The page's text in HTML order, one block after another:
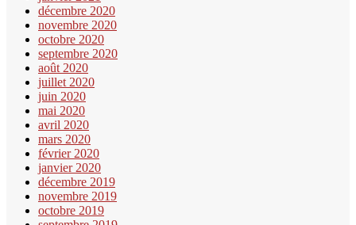
décembre 2020
novembre 2020
octobre 2020
septembre 2020
août 2020
juillet 2020
juin 2020
mai 2020
avril 2020
mars 2020
février 2020
janvier 2020
décembre 2019
novembre 2019
octobre 2019